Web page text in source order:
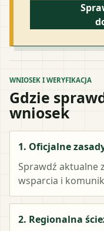
WNIOSEK I WERYFIKACJA
Gdzie
wniosek
1. Oficjalne
Sprawdź aktualne
wsparcia i
2. Regionalna